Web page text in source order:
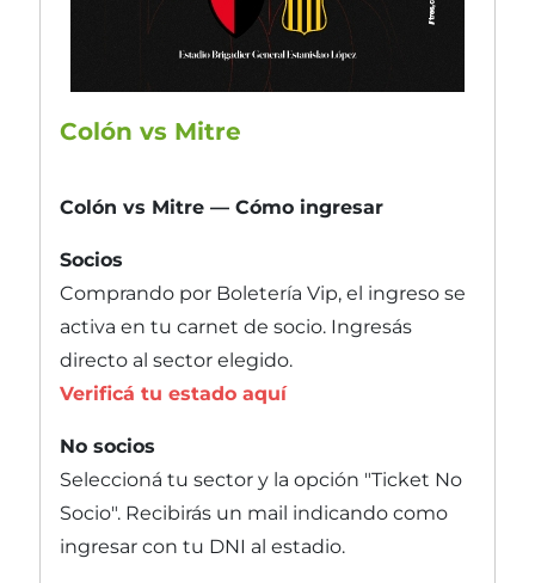
Colón vs Mitre
Colón vs Mitre — Cómo ingresar
Socios
Comprando por Boletería Vip, el ingreso se
activa en tu carnet de socio. Ingresás
directo al sector elegido.
Verificá tu estado aquí
No socios
Seleccioná tu sector y la opción "Ticket No
Socio". Recibirás un mail indicando como
ingresar con tu DNI al estadio.